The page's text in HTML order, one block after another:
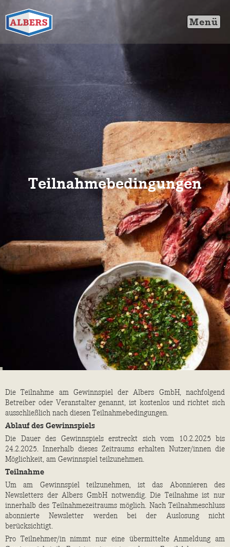
Teilnahmebedingungen
Die Teilnahme am Gewinnspiel der Albers GmbH, nachfolgend
Betreiber oder Veranstalter genannt, ist kostenlos und richtet sich
ausschließlich nach diesen Teilnahmebedingungen.
Ablauf des Gewinnspiels
Die Dauer des Gewinnspiels erstreckt sich vom 10.2.2025 bis
24.2.2025. Innerhalb dieses Zeitraums erhalten Nutzer/innen die
Möglichkeit, am Gewinnspiel teilzunehmen.
Teilnahme
Um am Gewinnspiel teilzunehmen, ist das Abonnieren des
Newsletters der Albers GmbH notwendig. Die Teilnahme ist nur
innerhalb des Teilnahmezeitraums möglich. Nach Teilnahmeschluss
abonnierte Newsletter werden bei der Auslosung nicht
berücksichtigt.
Pro Teilnehmer/in nimmt nur eine übermittelte Anmeldung am